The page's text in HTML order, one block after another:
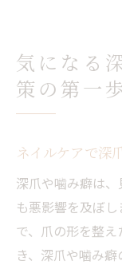
気になる
策の第一
ネイルケアで深
深爪や噛み癖は
も悪影響を及ぼ
で、爪の形を整
き、深爪や噛み